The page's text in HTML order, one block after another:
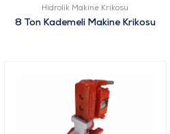
Hidrolik Makine Krikosu
8 Ton Kademeli Makine Krikosu